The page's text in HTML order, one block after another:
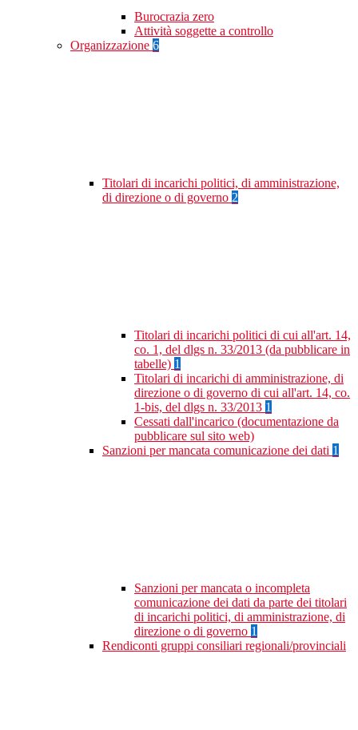
Burocrazia zero
Attività soggette a controllo
Organizzazione 6
Titolari di incarichi politici, di amministrazione,
di direzione o di governo 2
Titolari di incarichi politici di cui all'art. 14,
co. 1, del dlgs n. 33/2013 (da pubblicare in
tabelle) 1
Titolari di incarichi di amministrazione, di
direzione o di governo di cui all'art. 14, co.
1-bis, del dlgs n. 33/2013 1
Cessati dall'incarico (documentazione da
pubblicare sul sito web)
Sanzioni per mancata comunicazione dei dati 1
Sanzioni per mancata o incompleta
comunicazione dei dati da parte dei titolari
di incarichi politici, di amministrazione, di
direzione o di governo 1
Rendiconti gruppi consiliari regionali/provinciali